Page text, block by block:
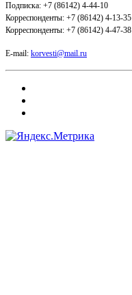
Подписка: +7 (86142) 4-44-10
Корреспонденты: +7 (86142) 4-13-35
Корреспонденты: +7 (86142) 4-47-38
E-mail: korvesti@mail.ru